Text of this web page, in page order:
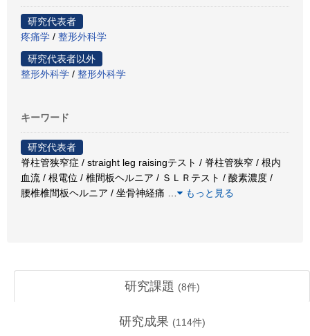
研究代表者
疼痛学 / 整形外科学
研究代表者以外
整形外科学 / 整形外科学
キーワード
研究代表者
脊柱管狭窄症 / straight leg raisingテスト / 脊柱管狭窄 / 根内
血流 / 根電位 / 椎間板ヘルニア / ＳＬＲテスト / 酸素濃度 /
腰椎椎間板ヘルニア / 坐骨神経痛
もっと見る
研究課題 (8件)
研究成果 (114件)